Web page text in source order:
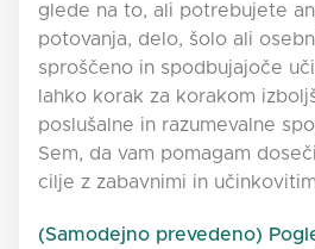
glede na to, ali potrebujete
potovanja, delo, šolo ali
sproščeno in spodbujajoče
lahko korak za korakom
poslušalne in razumevalne
Sem, da vam pomagam
cilje z zabavnimi in
(Samodejno prevedeno)